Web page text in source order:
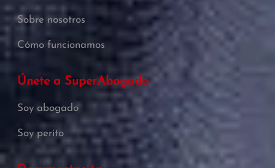
Sobre nosotros
Cómo funcionamos
Únete a SuperAbogado
Soy abogado
Soy perito